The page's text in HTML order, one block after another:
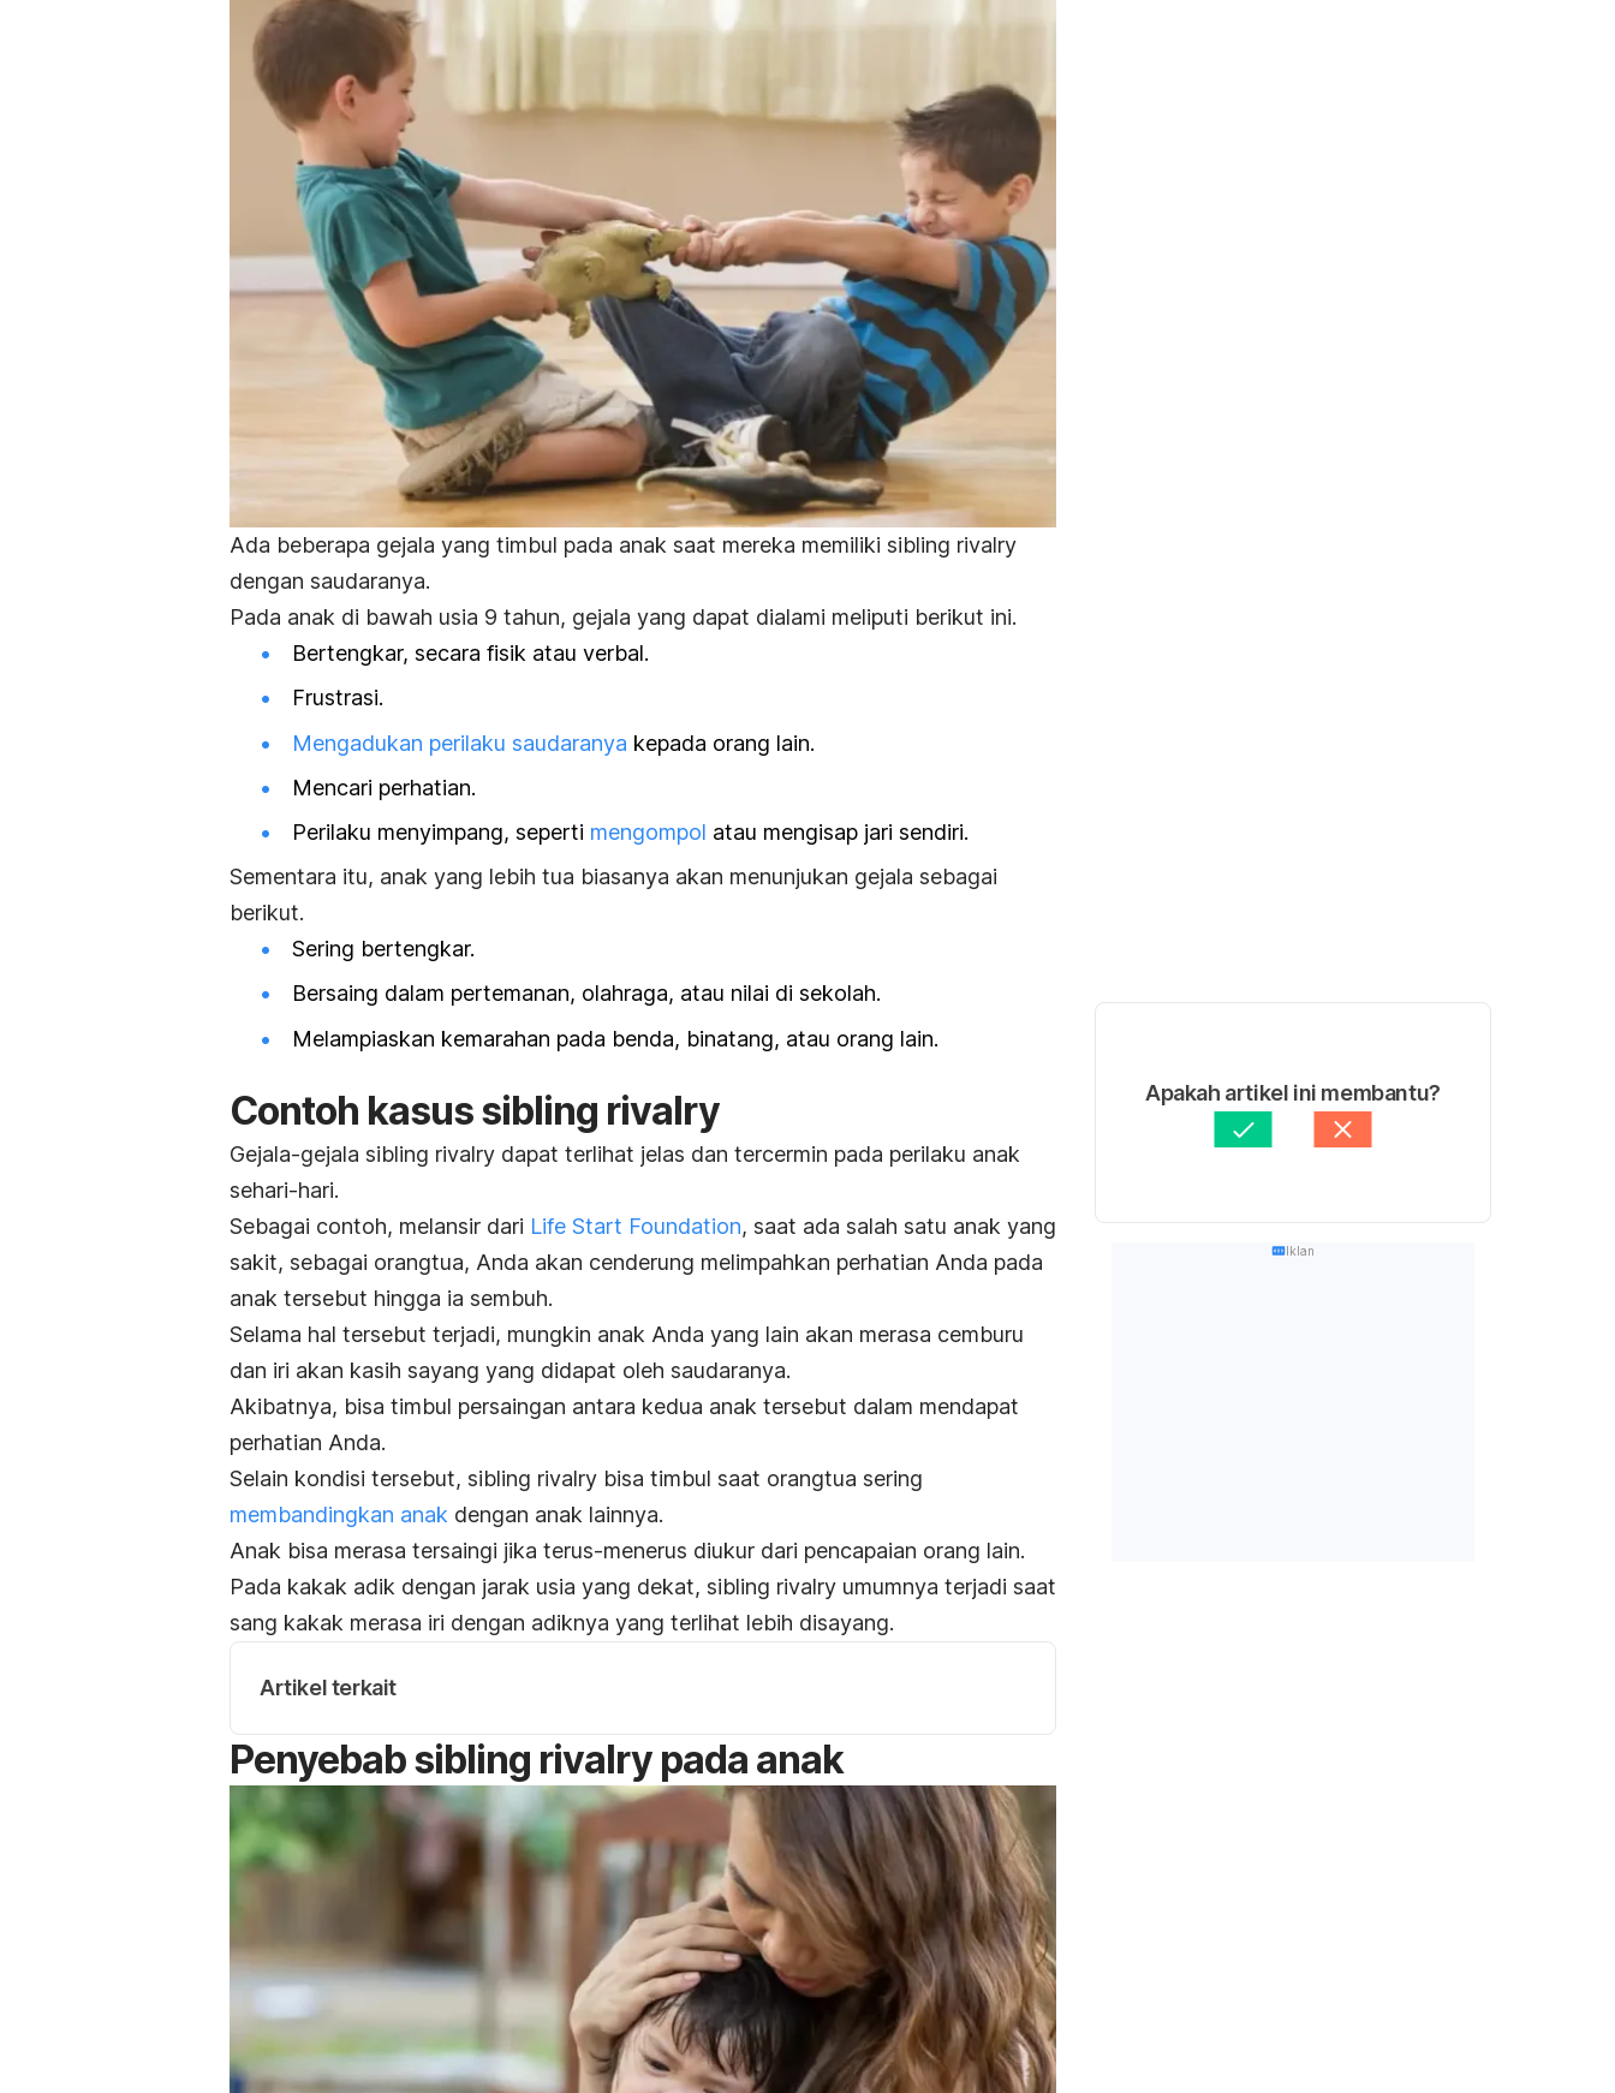
Ada beberapa gejala yang timbul pada anak saat mereka memiliki sibling rivalry
dengan saudaranya.
Pada anak di bawah usia 9 tahun, gejala yang dapat dialami meliputi berikut ini.
Bertengkar, secara fisik atau verbal.
Frustrasi.
Mengadukan perilaku saudaranya kepada orang lain.
Mencari perhatian.
Perilaku menyimpang, seperti mengompol atau mengisap jari sendiri.
Sementara itu, anak yang lebih tua biasanya akan menunjukan gejala sebagai
berikut.
Sering bertengkar.
Bersaing dalam pertemanan, olahraga, atau nilai di sekolah.
Melampiaskan kemarahan pada benda, binatang, atau orang lain.
Contoh kasussibling rivalry
Gejala-gejala sibling rivalry dapat terlihat jelas dan tercermin pada perilaku anak
sehari-hari.
Sebagai contoh, melansir dari Life Start Foundation, saat ada salah satu anak yang
sakit, sebagai orangtua, Anda akan cenderung melimpahkan perhatian Anda pada
anak tersebut hingga ia sembuh.
Selama hal tersebut terjadi, mungkin anak Anda yang lain akan merasa cemburu
dan iri akan kasih sayang yang didapat oleh saudaranya.
Akibatnya, bisa timbul persaingan antara kedua anak tersebut dalam mendapat
perhatian Anda.
Selain kondisi tersebut, sibling rivalry bisa timbul saat orangtua sering
membandingkan anak dengan anak lainnya.
Anak bisa merasa tersaingi jika terus-menerus diukur dari pencapaian orang lain.
Pada kakak adik dengan jarak usia yang dekat, sibling rivalry umumnya terjadi saat
sang kakak merasa iri dengan adiknya yang terlihat lebih disayang.
Artikel terkait
Penyebabsibling rivalry pada anak
Apakah artikel ini membantu?
Iklan